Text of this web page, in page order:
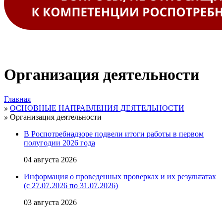
Организация деятельности
Главная
» ОСНОВНЫЕ НАПРАВЛЕНИЯ ДЕЯТЕЛЬНОСТИ
» Организация деятельности
В Роспотребнадзоре подвели итоги работы в первом
полугодии 2026 года
04 августа 2026
Информация о проведенных проверках и их результатах
(с 27.07.2026 по 31.07.2026)
03 августа 2026